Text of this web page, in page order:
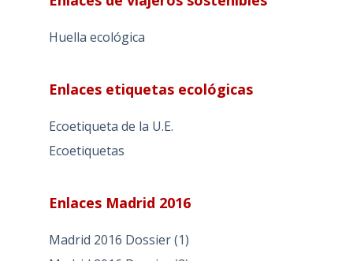
Huella ecológica
Enlaces etiquetas ecológicas
Ecoetiqueta de la U.E.
Ecoetiquetas
Enlaces Madrid 2016
Madrid 2016 Dossier (1)